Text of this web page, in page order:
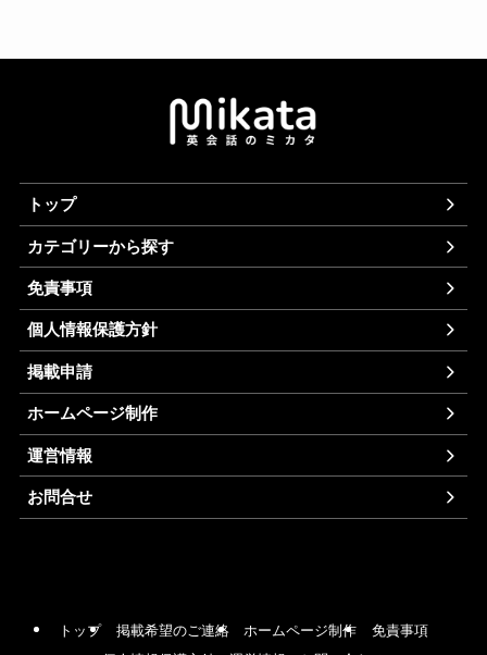
トップ
カテゴリーから探す
免責事項
個人情報保護方針
掲載申請
ホームページ制作
運営情報
お問合せ
トップ 掲載希望のご連絡 ホームページ制作
免責事項